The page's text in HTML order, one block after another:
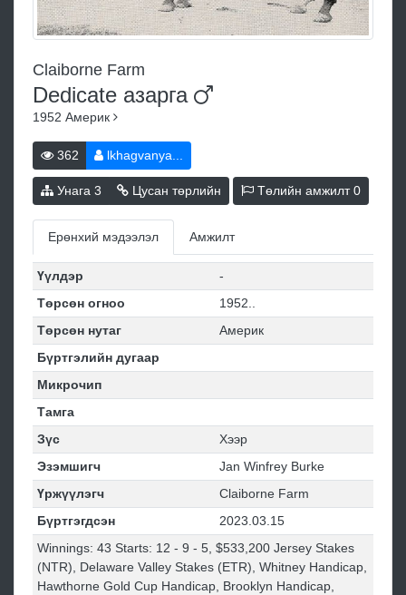
Claiborne Farm
Dedicate азарга
1952 Америк
362 lkhagvanya...
Унага 3 Цусан төрлийн Төлийн амжилт0
Ерөнхий мэдээлэл Амжилт
Үүлдэр
-
Төрсөн огноо
1952..
Төрсөн нутаг
Америк
Бүртгэлийн дугаар
Микрочип
Тамга
Зүс
Хээр
Эзэмшигч
Jan Winfrey Burke
Үржүүлэгч
Claiborne Farm
Бүртгэгдсэн
2023.03.15
Winnings: 43 Starts: 12 - 9 - 5, $533,200 Jersey Stakes
(NTR), Delaware Valley Stakes (ETR), Whitney Handicap,
Hawthorne Gold Cup Handicap, Brooklyn Handicap,